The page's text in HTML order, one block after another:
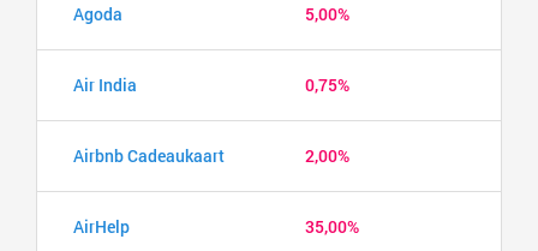
Agoda 5,00%
Air India 0,75%
Airbnb Cadeaukaart 2,00%
AirHelp 35,00%